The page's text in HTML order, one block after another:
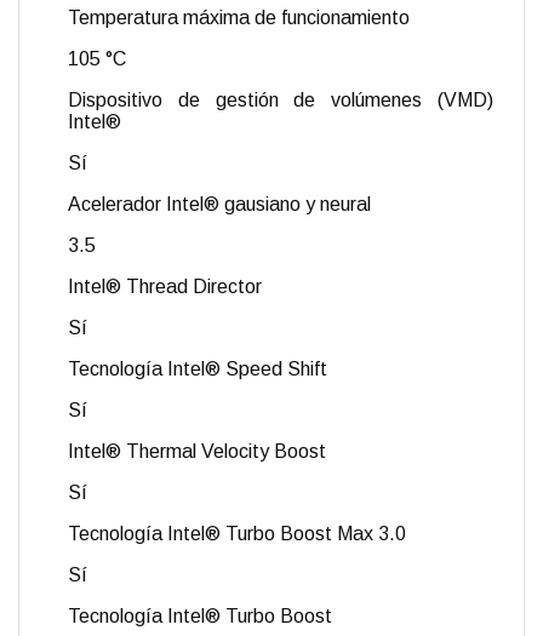
Temperatura máxima de funcionamiento
105 °C
Dispositivo de gestión de volúmenes (VMD)
Intel®
Sí
Acelerador Intel® gausiano y neural
3.5
Intel® Thread Director
Sí
Tecnología Intel® Speed Shift
Sí
Intel® Thermal Velocity Boost
Sí
Tecnología Intel® Turbo Boost Max 3.0
Sí
Tecnología Intel® Turbo Boost